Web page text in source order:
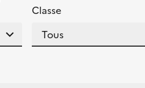
Classe